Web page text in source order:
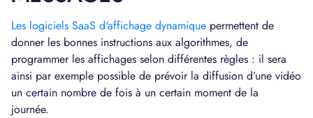
Les logiciels SaaS d'affichage dynamique permettent de
donner les bonnes instructions aux algorithmes, de
programmer les affichages selon différentes règles : il sera
ainsi par exemple possible de prévoir la diffusion d’une vidéo
un certain nombre de fois à un certain moment de la
journée.